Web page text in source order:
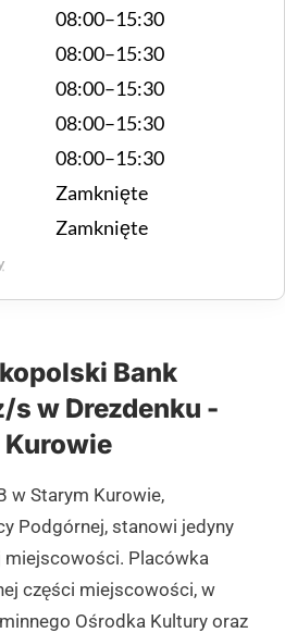
08:00–15:30
08:00–15:30
08:00–15:30
08:00–15:30
08:00–15:30
Zamknięte
Zamknięte
Bank
s w Drezdenku -
Kurowie
w Starym Kurowie,
Podgórnej, stanowi jedyny
miejscowości. Placówka
części miejscowości, w
Ośrodka Kultury oraz